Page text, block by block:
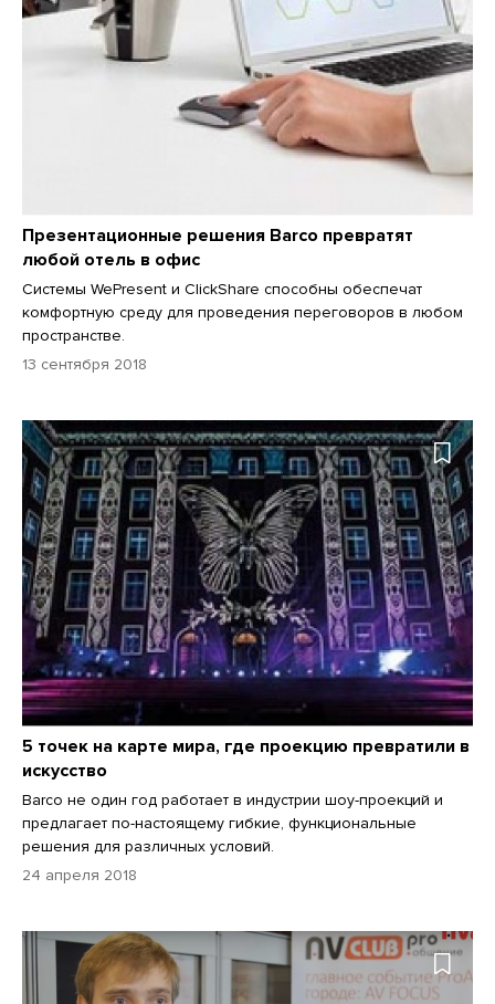
Презентационные решения Barco превратят
любой отель в офис
Системы WePresent и ClickShare способны обеспечат
комфортную среду для проведения переговоров в любом
пространстве.
13 сентября 2018
5 точек на карте мира, где проекцию превратили в
искусство
Barco не один год работает в индустрии шоу-проекций и
предлагает по-настоящему гибкие, функциональные
решения для различных условий.
24 апреля 2018